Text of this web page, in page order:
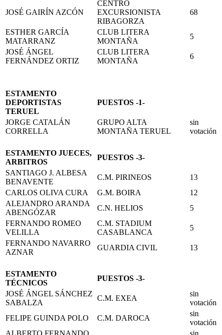
JOSÉ GAIRÍN AZCÓN
CENTRO
EXCURSIONISTA
RIBAGORZA
68
ESTHER GARCÍA
MATARRANZ
CLUB LITERA
MONTAÑA
5
JOSÉ ÁNGEL
FERNÁNDEZ ORTIZ
CLUB LITERA
MONTAÑA
6
ESTAMENTO
DEPORTISTAS
TERUEL
PUESTOS -1-
JORGE CATALÁN
CORRELLA
GRUPO ALTA
MONTAÑA TERUEL
sin
votación
ESTAMENTO JUECES,
ARBITROS
PUESTOS -3-
SANTIAGO J. ALBESA
BENAVENTE
C.M. PIRINEOS
13
CARLOS OLIVA CURA
G.M. BOIRA
12
ALEJANDRO ARANDA
ABENGÓZAR
C.N. HELIOS
5
FERNANDO ROMEO
VELILLA
C.M. STADIUM
CASABLANCA
5
FERNANDO NAVARRO
AZNAR
GUARDIA CIVIL 13
ESTAMENTO
TÉCNICOS
PUESTOS -3-
JOSÉ ÁNGEL SÁNCHEZ
SABALZA
C.M. EXEA
sin
votación
FELIPE GUINDA POLO
C.M. DAROCA
sin
votación